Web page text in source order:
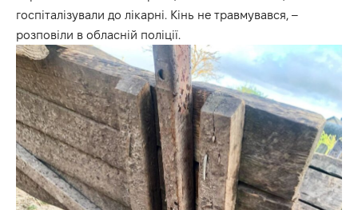
госпіталізували до лікарні. Кінь не травмувався, –
розповіли в обласній поліції.